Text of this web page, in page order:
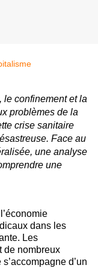
le confinement et la
problèmes de la
crise sanitaire
Face au
une analyse
une
dans les
Les
de nombreux
d’un